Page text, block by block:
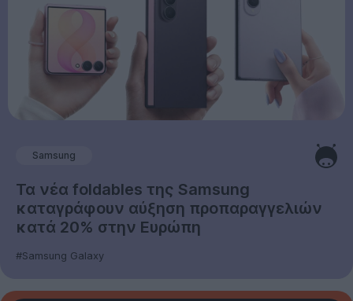
Samsung
Τα νέα foldables της Samsung
καταγράφουν αύξηση προπαραγγελιών
κατά 20% στην Ευρώπη
#Samsung Galaxy